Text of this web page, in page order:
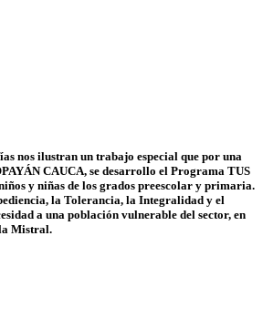
nos ilustran un trabajo especial que por una
CAUCA, se desarrollo el Programa TUS
y niñas de los grados preescolar y primaria.
la Tolerancia, la Integralidad y el
a una población vulnerable del sector, en
Mistral.